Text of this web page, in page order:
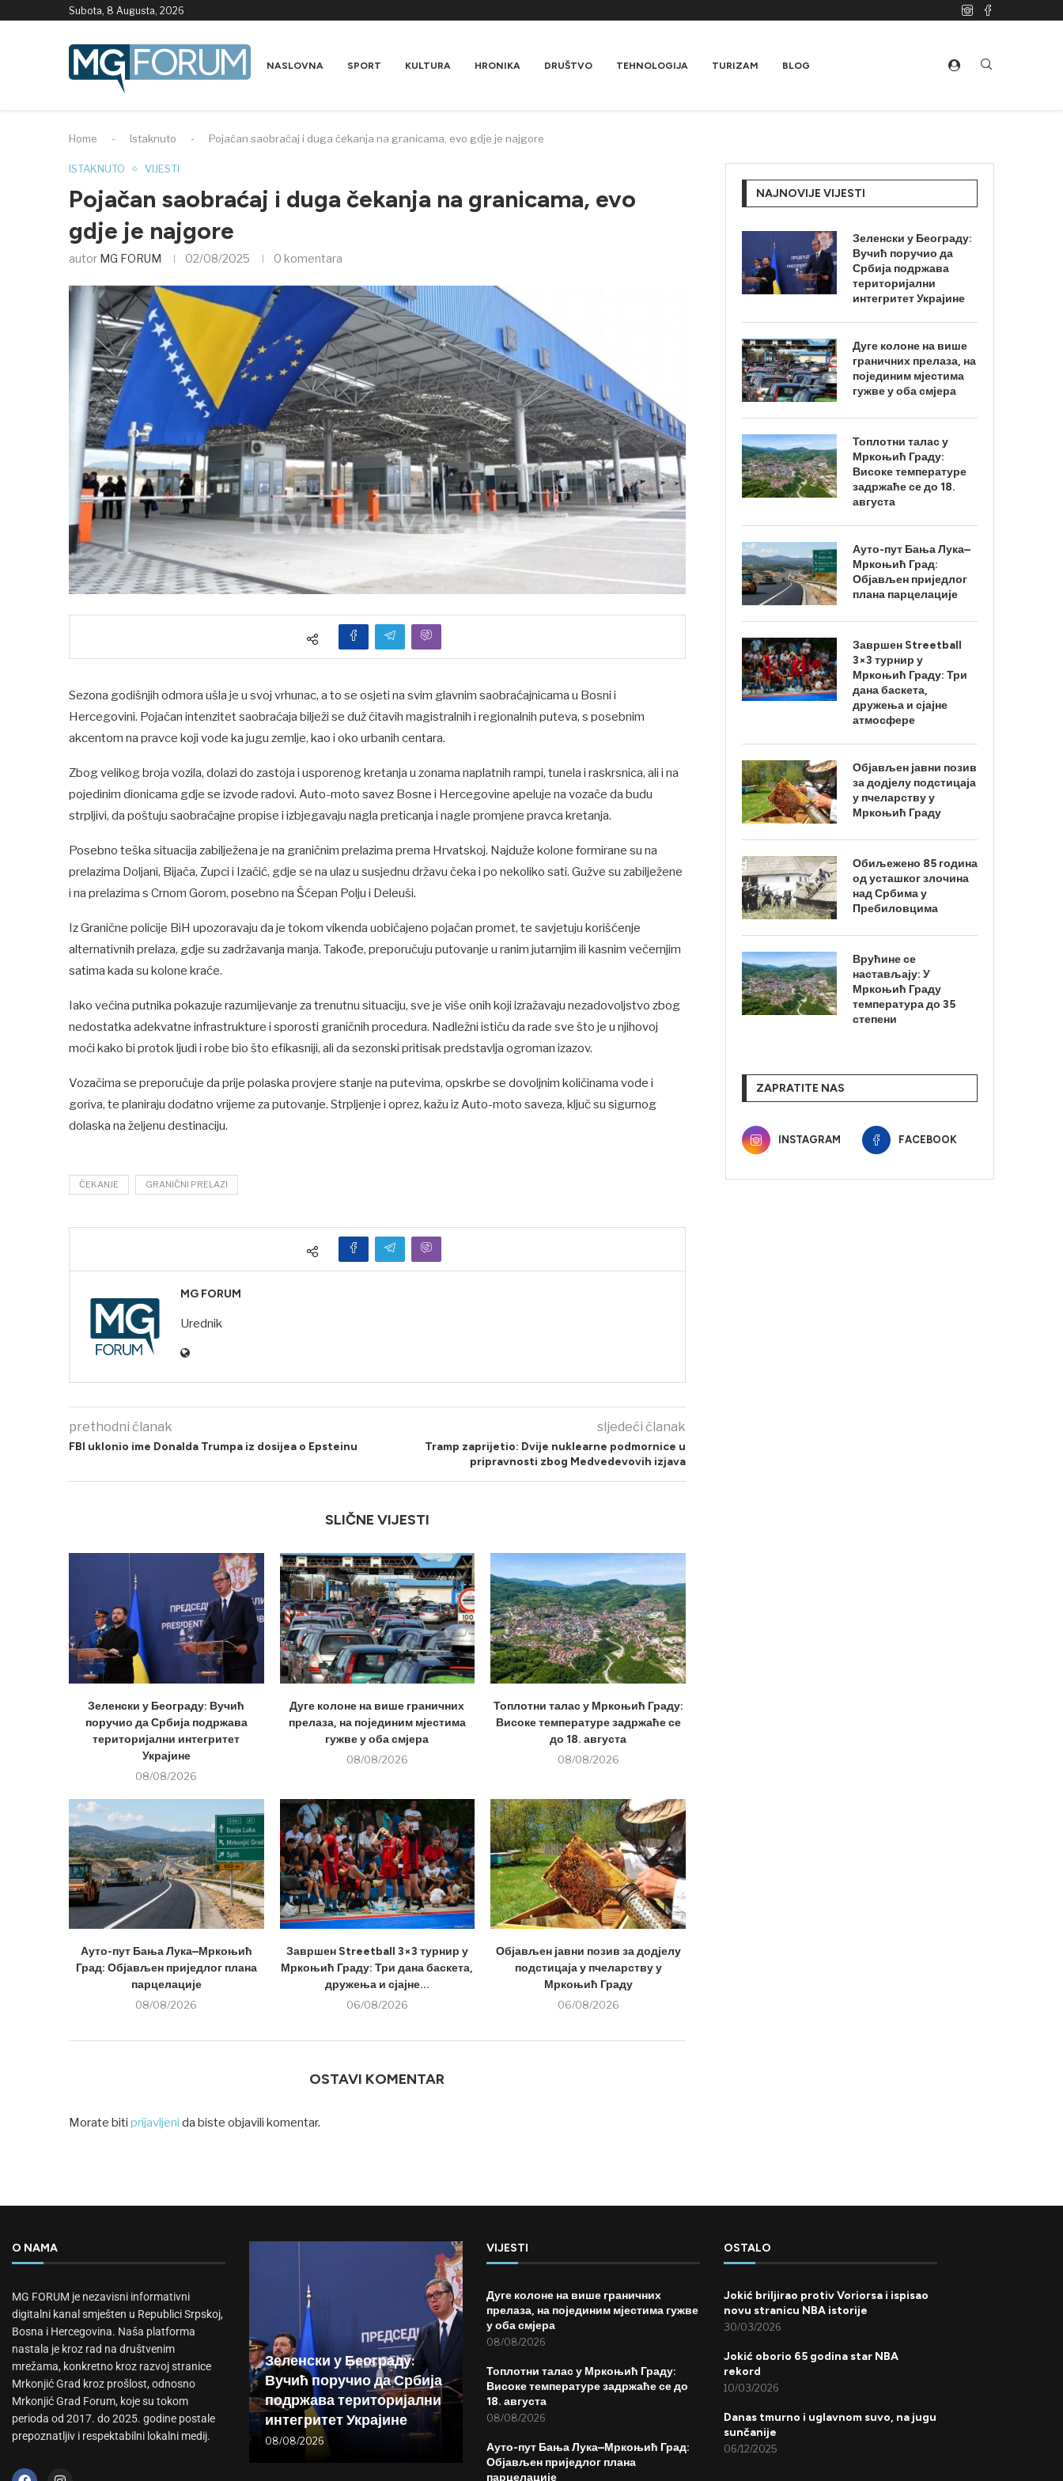
Subota, 8 Augusta, 2026
NASLOVNA SPORT KULTURA HRONIKA DRUŠTVO TEHNOLOGIJA TURIZAM BLOG
Home - Istaknuto - Pojačan saobraćaj i duga čekanja na granicama, evo gdje je najgore
ISTAKNUTO VIJESTI
Pojačan saobraćaj i duga čekanja na granicama, evo
gdje je najgore
autor MG FORUM 02/08/2025 0 komentara
Sezona godišnjih odmora ušla je u svoj vrhunac, a to se osjeti na svim glavnim saobraćajnicama u Bosni i
Hercegovini. Pojačan intenzitet saobraćaja bilježi se duž čitavih magistralnih i regionalnih puteva, s posebnim
akcentom na pravce koji vode ka jugu zemlje, kao i oko urbanih centara.
Zbog velikog broja vozila, dolazi do zastoja i usporenog kretanja u zonama naplatnih rampi, tunela i raskrsnica, ali i na
pojedinim dionicama gdje se izvode radovi. Auto-moto savez Bosne i Hercegovine apeluje na vozače da budu
strpljivi, da poštuju saobraćajne propise i izbjegavaju nagla preticanja i nagle promjene pravca kretanja.
Posebno teška situacija zabilježena je na graničnim prelazima prema Hrvatskoj. Najduže kolone formirane su na
prelazima Doljani, Bijača, Zupci i Izačić, gdje se na ulaz u susjednu državu čeka i po nekoliko sati. Gužve su zabilježene
i na prelazima s Crnom Gorom, posebno na Šćepan Polju i Deleuši.
Iz Granične policije BiH upozoravaju da je tokom vikenda uobičajeno pojačan promet, te savjetuju korišćenje
alternativnih prelaza, gdje su zadržavanja manja. Takođe, preporučuju putovanje u ranim jutarnjim ili kasnim večernjim
satima kada su kolone kraće.
Iako većina putnika pokazuje razumijevanje za trenutnu situaciju, sve je više onih koji izražavaju nezadovoljstvo zbog
nedostatka adekvatne infrastrukture i sporosti graničnih procedura. Nadležni ističu da rade sve što je u njihovoj
moći kako bi protok ljudi i robe bio što efikasniji, ali da sezonski pritisak predstavlja ogroman izazov.
Vozačima se preporučuje da prije polaska provjere stanje na putevima, opskrbe se dovoljnim količinama vode i
goriva, te planiraju dodatno vrijeme za putovanje. Strpljenje i oprez, kažu iz Auto-moto saveza, ključ su sigurnog
dolaska na željenu destinaciju.
ČEKANJE GRANIČNI PRELAZI
MG FORUM
Urednik
prethodni članak
FBI uklonio ime Donalda Trumpa iz dosijea o Epsteinu
sljedeći članak
Tramp zaprijetio: Dvije nuklearne podmornice u
pripravnosti zbog Medvedevovih izjava
SLIČNE VIJESTI
Зеленски у Београду: Вучић
поручио да Србија подржава
територијални интегритет
Украјине
08/08/2026
Дуге колоне на више граничних
прелаза, на појединим мјестима
гужве у оба смјера
08/08/2026
Топлотни талас у Мркоњић Граду:
Високе температуре задржаће се
до 18. августа
08/08/2026
Ауто-пут Бања Лука–Мркоњић
Град: Објављен приједлог плана
парцелације
08/08/2026
Завршен Streetball 3×3 турнир у
Мркоњић Граду: Три дана баскета,
дружења и сјајне...
06/08/2026
Објављен јавни позив за додјелу
подстицаја у пчеларству у
Мркоњић Граду
06/08/2026
OSTAVI KOMENTAR
Morate biti prijavljeni da biste objavili komentar.
NAJNOVIJE VIJESTI
Зеленски у Београду:
Вучић поручио да
Србија подржава
територијални
интегритет Украјине
Дуге колоне на више
граничних прелаза, на
појединим мјестима
гужве у оба смјера
Топлотни талас у
Мркоњић Граду:
Високе температуре
задржаће се до 18.
августа
Ауто-пут Бања Лука–
Мркоњић Град:
Објављен приједлог
плана парцелације
Завршен Streetball
3×3 турнир у
Мркоњић Граду: Три
дана баскета,
дружења и сјајне
атмосфере
Објављен јавни позив
за додјелу подстицаја
у пчеларству у
Мркоњић Граду
Обиљежено 85 година
од усташког злочина
над Србима у
Пребиловцима
Врућине се
настављају: У
Мркоњић Граду
температура до 35
степени
ZAPRATITE NAS
INSTAGRAM FACEBOOK
O NAMA
MG FORUM je nezavisni informativni
digitalni kanal smješten u Republici Srpskoj,
Bosna i Hercegovina. Naša platforma
nastala je kroz rad na društvenim
mrežama, konkretno kroz razvoj stranice
Mrkonjić Grad kroz prošlost, odnosno
Mrkonjić Grad Forum, koje su tokom
perioda od 2017. do 2025. godine postale
prepoznatljiv i respektabilni lokalni medij.
Зеленски у Београду:
Вучић поручио да Србија
подржава територијални
интегритет Украјине
08/08/2026
VIJESTI
Дуге колоне на више граничних
прелаза, на појединим мјестима гужве
у оба смјера
08/08/2026
Топлотни талас у Мркоњић Граду:
Високе температуре задржаће се до
18. августа
08/08/2026
Ауто-пут Бања Лука–Мркоњић Град:
Објављен приједлог плана
парцелације
OSTALO
Jokić briljirao protiv Voriorsa i ispisao
novu stranicu NBA istorije
30/03/2026
Jokić oborio 65 godina star NBA
rekord
10/03/2026
Danas tmurno i uglavnom suvo, na jugu
sunčanije
06/12/2025